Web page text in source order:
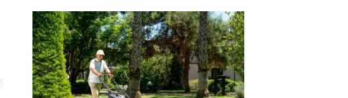
GitHub
choisir
une
caméra
de
surveillance